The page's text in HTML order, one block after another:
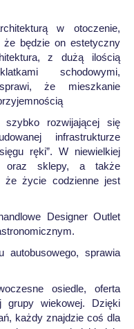
w otoczenie,
że będzie on estetyczny
z dużą ilością
schodowymi,
że mieszkanie
szybko rozwijającej się
infrastrukturze
ręki”. W niewielkiej
oraz sklepy, a także
że życie codzienne jest
Designer Outlet
autobusowego, sprawia
osiedle, oferta
grupy wiekowej. Dzięki
każdy znajdzie coś dla